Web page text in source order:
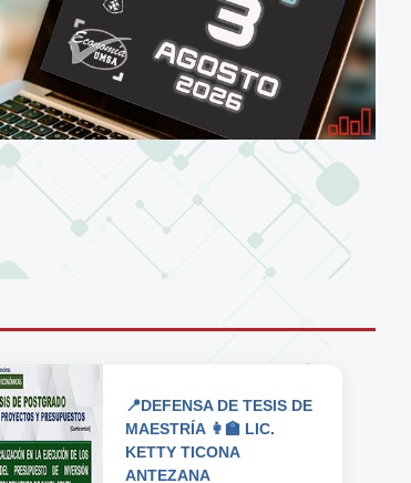
📍DEFENSA DE TESIS DE
MAESTRÍA 👩‍🏫 LIC.
KETTY TICONA
ANTEZANA